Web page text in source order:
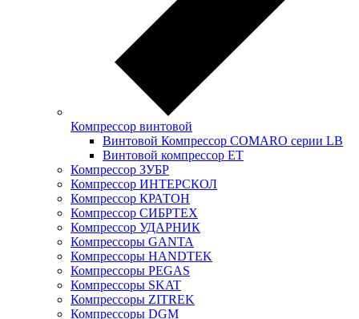
Компрессор винтовой
Винтовой Компрессор COMARO серии LB
Винтовой компрессор ET
Компрессор ЗУБР
Компрессор ИНТЕРСКОЛ
Компрессор КРАТОН
Компрессор СИБРТЕХ
Компрессор УДАРНИК
Компрессоры GANTA
Компрессоры HANDTEK
Компрессоры PEGAS
Компрессоры SKAT
Компрессоры ZITREK
Компрессоры DGM